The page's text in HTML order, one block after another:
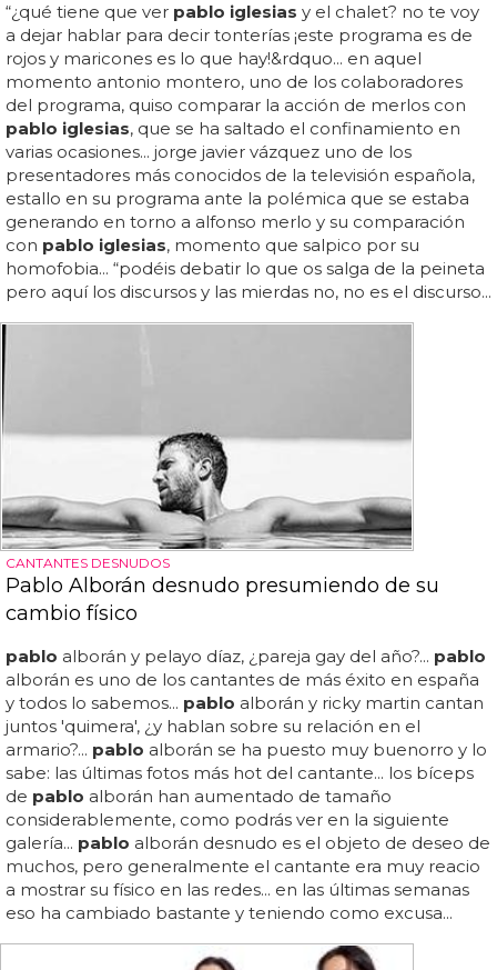
“¿qué tiene que ver pablo iglesias y el chalet? no te voy
a dejar hablar para decir tonterías ¡este programa es de
rojos y maricones es lo que hay!&rdquo... en aquel
momento antonio montero, uno de los colaboradores
del programa, quiso comparar la acción de merlos con
pablo iglesias, que se ha saltado el confinamiento en
varias ocasiones... jorge javier vázquez uno de los
presentadores más conocidos de la televisión española,
estallo en su programa ante la polémica que se estaba
generando en torno a alfonso merlo y su comparación
con pablo iglesias, momento que salpico por su
homofobia... “podéis debatir lo que os salga de la peineta
pero aquí los discursos y las mierdas no, no es el discurso...
CANTANTES DESNUDOS
Pablo Alborán desnudo presumiendo de su
cambio físico
pablo alborán y pelayo díaz, ¿pareja gay del año?... pablo
alborán es uno de los cantantes de más éxito en españa
y todos lo sabemos... pablo alborán y ricky martin cantan
juntos 'quimera', ¿y hablan sobre su relación en el
armario?... pablo alborán se ha puesto muy buenorro y lo
sabe: las últimas fotos más hot del cantante... los bíceps
de pablo alborán han aumentado de tamaño
considerablemente, como podrás ver en la siguiente
galería... pablo alborán desnudo es el objeto de deseo de
muchos, pero generalmente el cantante era muy reacio
a mostrar su físico en las redes... en las últimas semanas
eso ha cambiado bastante y teniendo como excusa...